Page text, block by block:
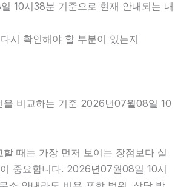
10시38분 기준으로 현재 안내되는 내
시 확인해야 할 부분이 있는지
을 비교하는 기준 2026년07월08일 10
할 때는 가장 먼저 보이는 장점보다 실
중요합니다. 2026년07월08일 10시